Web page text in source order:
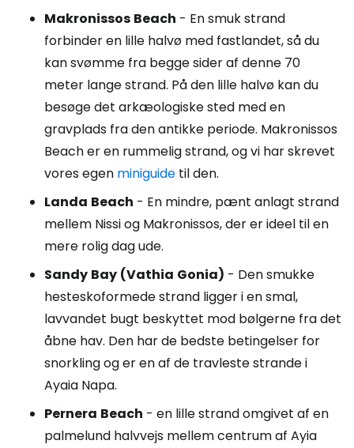
Makronissos Beach - En smuk strand
forbinder en lille halvø med fastlandet, så du
kan svømme fra begge sider af denne 70
meter lange strand. På den lille halvø kan du
besøge det arkæologiske sted med en
gravplads fra den antikke periode. Makronissos
Beach er en rummelig strand, og vi har skrevet
vores egen miniguide til den.
Landa Beach - En mindre, pænt anlagt strand
mellem Nissi og Makronissos, der er ideel til en
mere rolig dag ude.
Sandy Bay (Vathia Gonia) - Den smukke
hesteskoformede strand ligger i en smal,
lavvandet bugt beskyttet mod bølgerne fra det
åbne hav. Den har de bedste betingelser for
snorkling og er en af de travleste strande i
Ayaia Napa.
Pernera Beach - en lille strand omgivet af en
palmelund halvvejs mellem centrum af Ayia